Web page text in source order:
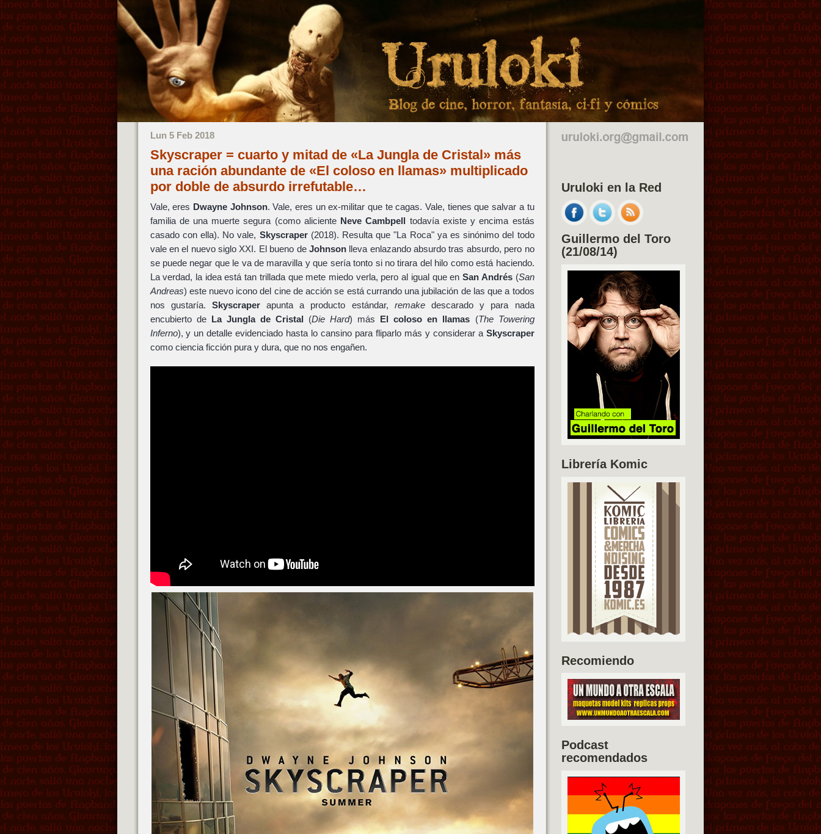
Lun 5 Feb 2018
Skyscraper = cuarto y mitad de «La Jungla de Cristal» más
una ración abundante de «El coloso en llamas» multiplicado
por doble de absurdo irrefutable…
Vale, eres Dwayne Johnson. Vale, eres un ex-militar que te cagas. Vale, tienes que salvar a tu
familia de una muerte segura (como aliciente Neve Cambpell todavía existe y encima estás
casado con ella). No vale, Skyscraper(2018). Resulta que "La Roca" ya es sinónimo del todo
vale en el nuevo siglo XXI. El bueno de Johnsonlleva enlazando absurdo tras absurdo, pero no
se puede negar que le va de maravilla y que sería tonto si no tirara del hilo como está haciendo.
La verdad, la idea está tan trillada que mete miedo verla, pero al igual que enSan Andrés(San
Andreas) este nuevo icono del cine de acción se está currando una jubilación de las que a todos
nos gustaría. Skyscraperapunta a producto estándar, remakedescarado y para nada
encubierto de La Jungla de Cristal (Die Hard) más El coloso en llamas (The Towering
Inferno), y un detalle evidenciado hasta lo cansino para fliparlo más y considerar a Skyscraper
como ciencia ficción pura y dura, que no nos engañen.
Uruloki en la Red
Guillermo del Toro
(21/08/14)
Librería Komic
Recomiendo
Podcast
recomendados